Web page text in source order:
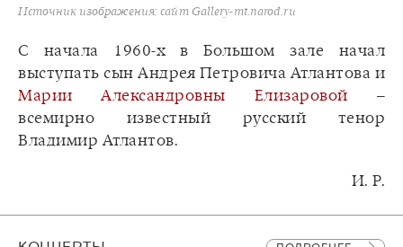
Источник изображения: сайт Gallery-mt.narod.ru
С начала 1960-х в Большом зале начал
выступать сын Андрея Петровича Атлантова и
Марии Александровны Елизаровой –
всемирно известный русский тенор
Владимир Атлантов.
И. Р.